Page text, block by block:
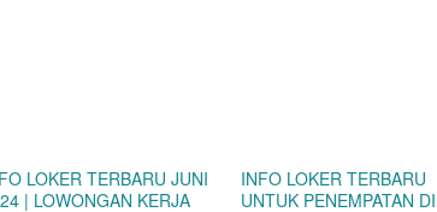
LOKER TERBARU JUNI
| LOWONGAN KERJA
INFO LOKER TERBARU
UNTUK PENEMPATAN DI